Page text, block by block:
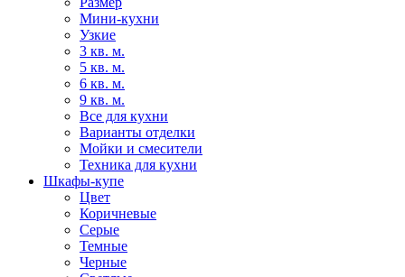
Мини-кухни
Узкие
3 кв. м.
5 кв. м.
6 кв. м.
9 кв. м.
Все для кухни
Варианты отделки
Мойки и смесители
Техника для кухни
Шкафы-купе
Цвет
Коричневые
Серые
Темные
Черные